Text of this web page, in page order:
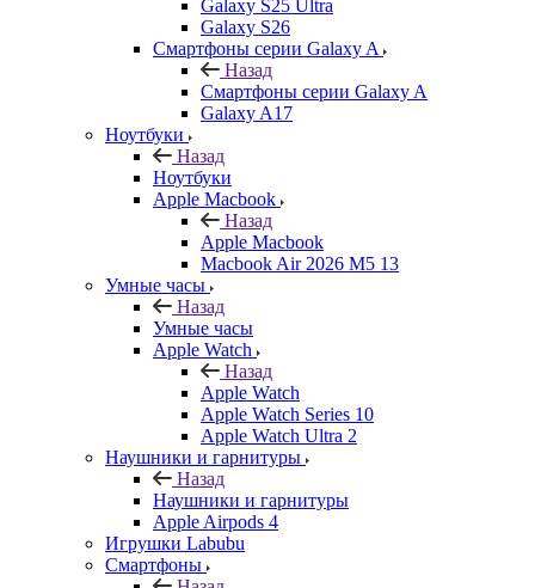
Galaxy S25 Ultra
Galaxy S26
Смартфоны серии Galaxy A
Назад
Смартфоны серии Galaxy A
Galaxy A17
Ноутбуки
Назад
Ноутбуки
Apple Macbook
Назад
Apple Macbook
Macbook Air 2026 M5 13
Умные часы
Назад
Умные часы
Apple Watch
Назад
Apple Watch
Apple Watch Series 10
Apple Watch Ultra 2
Наушники и гарнитуры
Назад
Наушники и гарнитуры
Apple Airpods 4
Игрушки Labubu
Смартфоны